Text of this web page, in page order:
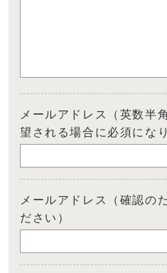
メールアドレス（英数半
望される場合に必須にな
メールアドレス（確認の
ださい）